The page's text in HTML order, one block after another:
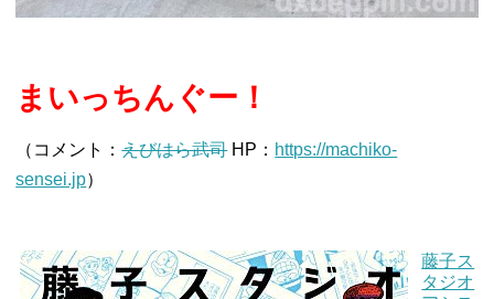
まいっちんぐー！
（コメント：えびはら武司HP： https://machiko-
sensei.jp）
藤子ス
タジオ